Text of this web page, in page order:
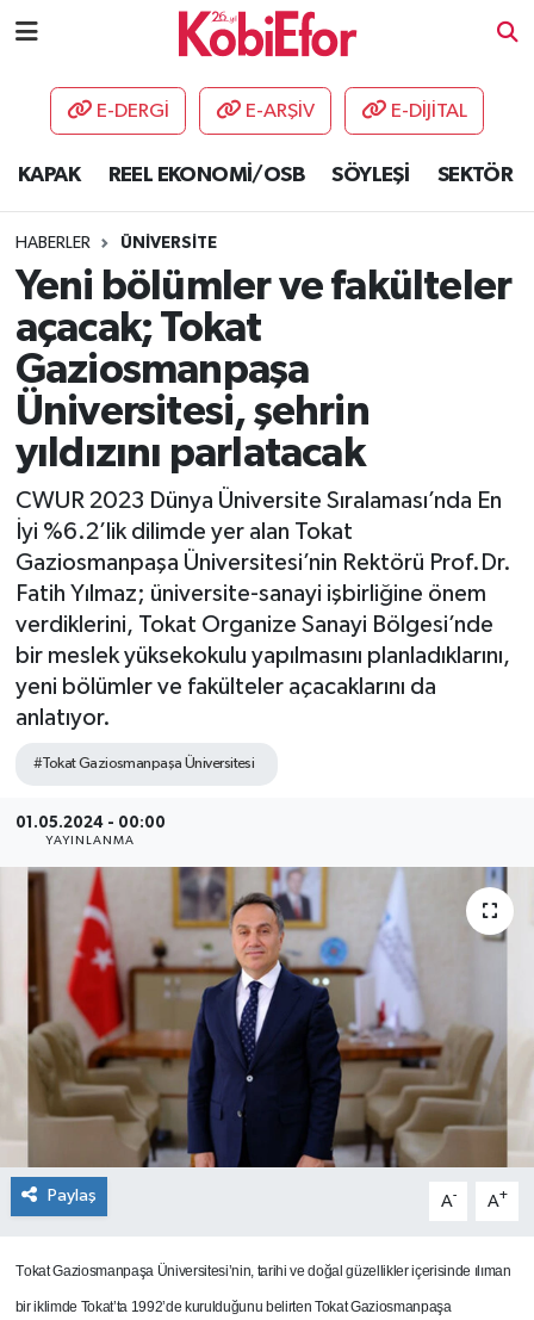
E-DERGİ E-ARŞİV E-DİJİTAL
KAPAK REEL EKONOMİ/OSB SÖYLEŞİ SEKTÖR
HABERLER ÜNİVERSİTE
Yeni bölümler ve fakülteler
açacak; Tokat
Gaziosmanpaşa
Üniversitesi, şehrin
yıldızını parlatacak
CWUR 2023 Dünya Üniversite Sıralaması’nda En
İyi %6.2’lik dilimde yer alan Tokat
Gaziosmanpaşa Üniversitesi’nin Rektörü Prof.Dr.
Fatih Yılmaz; üniversite-sanayi işbirliğine önem
verdiklerini, Tokat Organize Sanayi Bölgesi’nde
bir meslek yüksekokulu yapılmasını planladıklarını,
yeni bölümler ve fakülteler açacaklarını da
anlatıyor.
#Tokat Gaziosmanpaşa Üniversitesi
01.05.2024 - 00:00
YAYINLANMA
Paylaş A- A+
Tokat Gaziosmanpaşa Üniversitesi’nin, tarihi ve doğal güzellikler içerisinde ılıman
bir iklimde Tokat’ta 1992’de kurulduğunu belirten Tokat Gaziosmanpaşa
AKADEMİ
DESTEK-TEŞVİK
ETKİNLİK
GÜNCEL
HABERLER
KAPAK
SEKTÖR
ŞİRKET PANO
SÖYLEŞİ
ÜLKE
YAŞAM